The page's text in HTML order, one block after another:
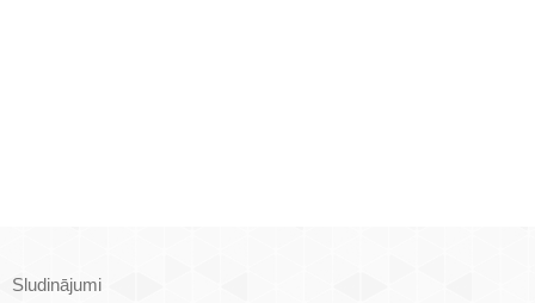
Sludinājumi